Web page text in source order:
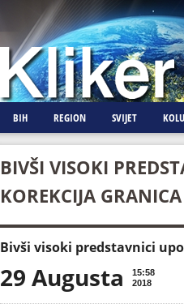
BIH REGION SVIJET
BIVŠI VISOKI
KOREKCIJA
Bivši visoki predstavnici
29 Augusta
15:58
2018